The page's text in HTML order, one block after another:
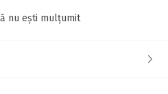
nu ești mulțumit